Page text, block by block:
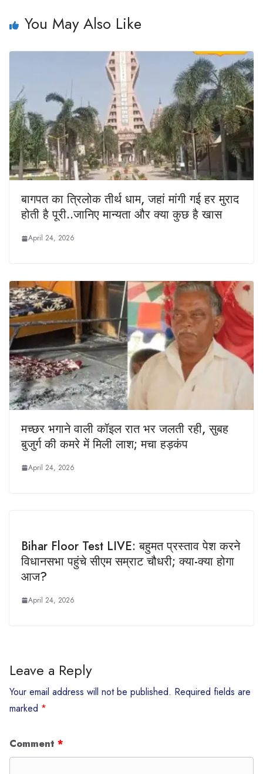
You May Also Like
बागपत का त्रिलोक तीर्थ धाम, जहां मांगी गई हर मुराद
होती है पूरी..जानिए मान्यता और क्या कुछ है खास
April 24, 2026
मच्छर भगाने वाली कॉइल रात भर जलती रही, सुबह
बुजुर्ग की कमरे में मिली लाश; मचा हड़कंप
April 24, 2026
Bihar Floor Test LIVE: बहुमत प्रस्ताव पेश करने
विधानसभा पहुंचे सीएम सम्राट चौधरी; क्या-क्या होगा
आज?
April 24, 2026
Leave a Reply
Your email address will not be published. Required fields are
marked *
Comment *